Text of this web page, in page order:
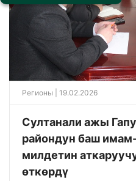
Регионы | 19.02.2026
Султанали ажы
райондун баш
милдетин
өткөрдү